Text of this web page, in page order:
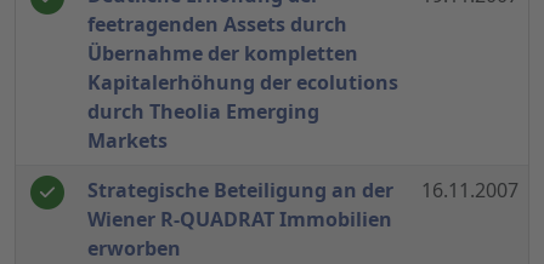
feetragenden Assets durch
Übernahme der kompletten
Kapitalerhöhung der ecolutions
durch Theolia Emerging
Markets
Strategische Beteiligung an der
Wiener R-QUADRAT Immobilien
erworben
16.11.2007